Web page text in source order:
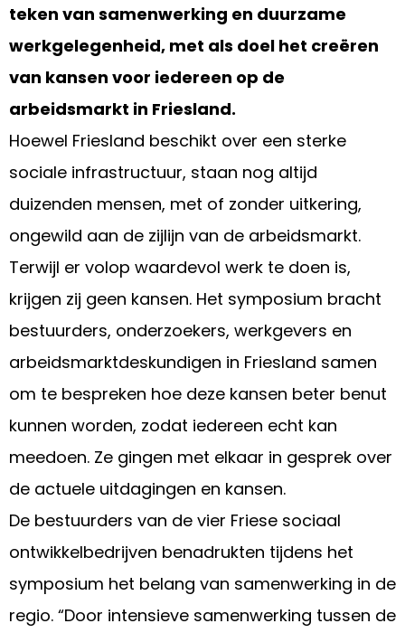
teken van samenwerking en duurzame
werkgelegenheid, met als doel het creëren
van kansen voor iedereen op de
arbeidsmarkt in Friesland.
Hoewel Friesland beschikt over een sterke
sociale infrastructuur, staan nog altijd
duizenden mensen, met of zonder uitkering,
ongewild aan de zijlijn van de arbeidsmarkt.
Terwijl er volop waardevol werk te doen is,
krijgen zij geen kansen. Het symposium bracht
bestuurders, onderzoekers, werkgevers en
arbeidsmarktdeskundigen in Friesland samen
om te bespreken hoe deze kansen beter benut
kunnen worden, zodat iedereen echt kan
meedoen. Ze gingen met elkaar in gesprek over
de actuele uitdagingen en kansen.
De bestuurders van de vier Friese sociaal
ontwikkelbedrijven benadrukten tijdens het
symposium het belang van samenwerking in de
regio. “Door intensieve samenwerking tussen de